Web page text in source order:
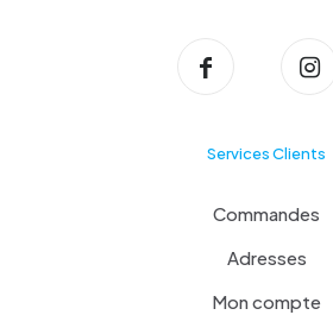
Services Clients
Commandes
Adresses
Mon compte